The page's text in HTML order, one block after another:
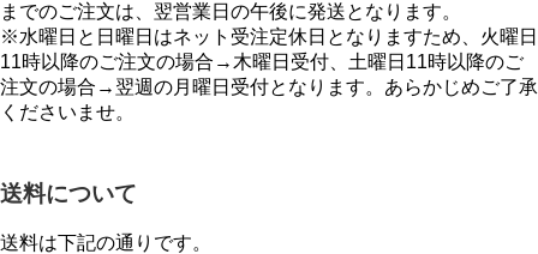
までのご注文は、翌営業日の午後に発送となります。
※水曜日と日曜日はネット受注定休日となりますため、火曜日
11時以降のご注文の場合→木曜日受付、土曜日11時以降のご
注文の場合→翌週の月曜日受付となります。あらかじめご了承
くださいませ。
送料について
送料は下記の通りです。